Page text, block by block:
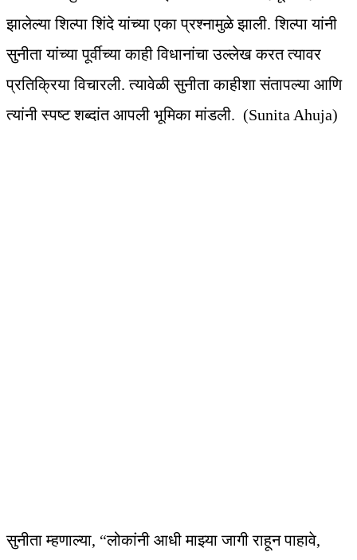
झालेल्या शिल्पा शिंदे यांच्या एका प्रश्नामुळे झाली. शिल्पा यांनी
सुनीता यांच्या पूर्वीच्या काही विधानांचा उल्लेख करत त्यावर
प्रतिक्रिया विचारली. त्यावेळी सुनीता काहीशा संतापल्या आणि
त्यांनी स्पष्ट शब्दांत आपली भूमिका मांडली. (Sunita Ahuja)
सुनीता म्हणाल्या, “लोकांनी आधी माझ्या जागी राहून पाहावे,